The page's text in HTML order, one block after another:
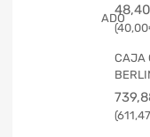
48,40
40,00
CAJA
611,47